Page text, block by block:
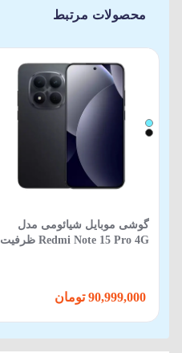
محصولات مرتبط
گوشی موبایل شیائومی مدل
Redmi Note 15 Pro 4G ظرفیت